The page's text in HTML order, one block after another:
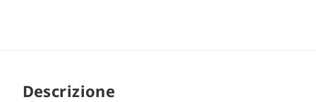
Descrizione